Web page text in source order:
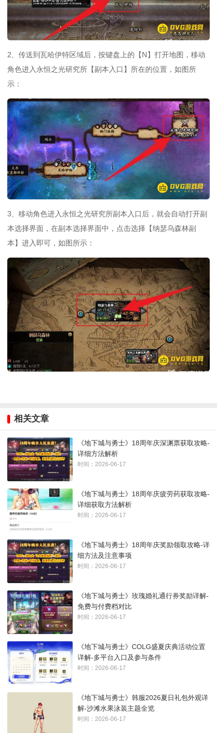
2、传送到瓦哈伊特区域后，按键盘上的【N】打开地图，移动
角色进入永恒之光研究所【副本入口】所在的位置，如图所
示：
3、移动角色进入永恒之光研究所副本入口后，就会自动打开副
本选择界面，在副本选择界面中，点击选择【纳瑟乌森林副
本】进入即可，如图所示：
相关文章
《地下城与勇士》18周年庆深渊票获取攻略-
详细方法解析
时间：2026-06-17
《地下城与勇士》18周年庆疲劳药获取攻略-
详细获取方法解析
时间：2026-06-17
《地下城与勇士》18周年庆奖励领取攻略-详
细方法及注意事项
时间：2026-06-17
《地下城与勇士》玫瑰婚礼通行券奖励详解-
免费与付费档对比
时间：2026-06-17
《地下城与勇士》COLG盛夏庆典活动位置
详解-多平台入口及参与条件
时间：2026-06-17
《地下城与勇士》韩服2026夏日礼包外观详
解-沙滩水果泳装主题全览
时间：2026-06-17